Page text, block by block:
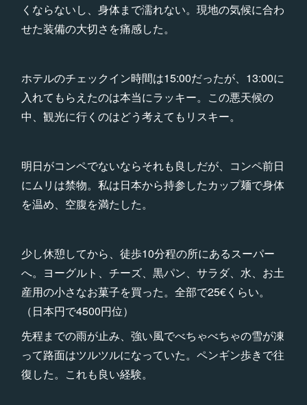
くならないし、身体まで濡れない。現地の気候に合わ
せた装備の大切さを痛感した。
ホテルのチェックイン時間は15:00だったが、13:00に
入れてもらえたのは本当にラッキー。この悪天候の
中、観光に行くのはどう考えてもリスキー。
明日がコンペでないならそれも良しだが、コンペ前日
にムリは禁物。私は日本から持参したカップ麺で身体
を温め、空腹を満たした。
少し休憩してから、徒歩10分程の所にあるスーパー
へ。ヨーグルト、チーズ、黒パン、サラダ、水、お土
産用の小さなお菓子を買った。全部で25€くらい。
（日本円で4500円位）
先程までの雨が止み、強い風でべちゃべちゃの雪が凍
って路面はツルツルになっていた。ペンギン歩きで往
復した。これも良い経験。